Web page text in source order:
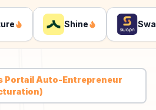
Shine Swapn
Portail Auto-Entrepreneur